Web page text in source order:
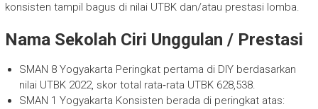
konsisten tampil bagus di nilai UTBK dan/atau prestasi lomba.
Nama Sekolah Ciri Unggulan / Prestasi
SMAN 8 Yogyakarta Peringkat pertama di DIY berdasarkan
nilai UTBK 2022, skor total rata‐rata UTBK 628,538.
SMAN 1 Yogyakarta Konsisten berada di peringkat atas: